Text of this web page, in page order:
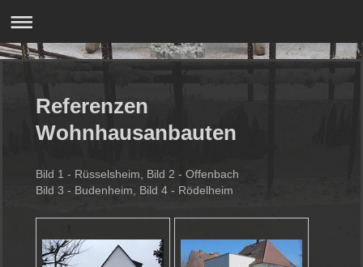
Referenzen
Wohnhausanbauten
Bild 1 - Rüsselsheim, Bild 2 - Offenbach
Bild 3 - Budenheim, Bild 4 - Rödelheim